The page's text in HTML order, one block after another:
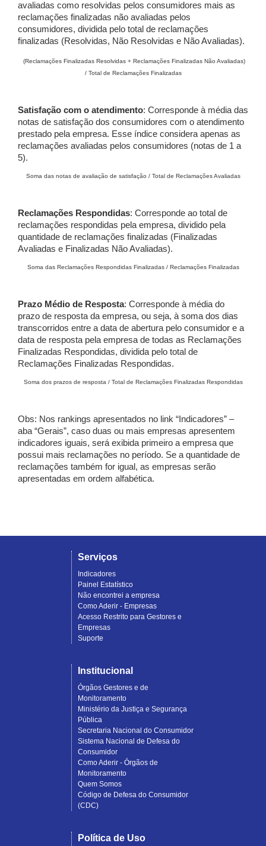
avaliadas como resolvidas pelos consumidores mais as
reclamações finalizadas não avaliadas pelos
consumidores, dividida pelo total de reclamações
finalizadas (Resolvidas, Não Resolvidas e Não Avaliadas).
(Reclamações Finalizadas Resolvidas + Reclamações Finalizadas Não Avaliadas)
/ Total de Reclamações Finalizadas
Satisfação com o atendimento: Corresponde à média das
notas de satisfação dos consumidores com o atendimento
prestado pela empresa. Esse índice considera apenas as
reclamações avaliadas pelos consumidores (notas de 1 a
5).
Soma das notas de avaliação de satisfação / Total de Reclamações Avaliadas
Reclamações Respondidas: Corresponde ao total de
reclamações respondidas pela empresa, dividido pela
quantidade de reclamações finalizadas (Finalizadas
Avaliadas e Finalizadas Não Avaliadas).
Soma das Reclamações Respondidas Finalizadas / Reclamações Finalizadas
Prazo Médio de Resposta: Corresponde à média do
prazo de resposta da empresa, ou seja, à soma dos dias
transcorridos entre a data de abertura pelo consumidor e a
data de resposta pela empresa de todas as Reclamações
Finalizadas Respondidas, dividida pelo total de
Reclamações Finalizadas Respondidas.
Soma dos prazos de resposta / Total de Reclamações Finalizadas Respondidas
Obs: Nos rankings apresentados no link “Indicadores” –
aba “Gerais”, caso duas ou mais empresas apresentem
indicadores iguais, será exibida primeiro a empresa que
possui mais reclamações no período. Se a quantidade de
reclamações também for igual, as empresas serão
apresentadas em ordem alfabética.
Serviços
Indicadores
Painel Estatístico
Não encontrei a empresa
Como Aderir - Empresas
Acesso Restrito para Gestores e
Empresas
Suporte
Institucional
Órgãos Gestores e de
Monitoramento
Ministério da Justiça e Segurança
Pública
Secretaria Nacional do Consumidor
Sistema Nacional de Defesa do
Consumidor
Como Aderir - Órgãos de
Monitoramento
Quem Somos
Código de Defesa do Consumidor
(CDC)
Política de Uso